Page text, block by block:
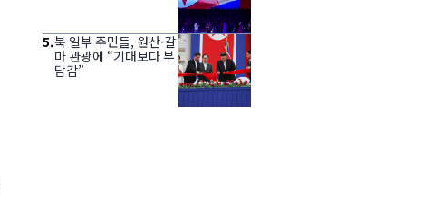
5.북 일부 주민들, 원산·갈
마 관광에 “기대보다 부
담감”